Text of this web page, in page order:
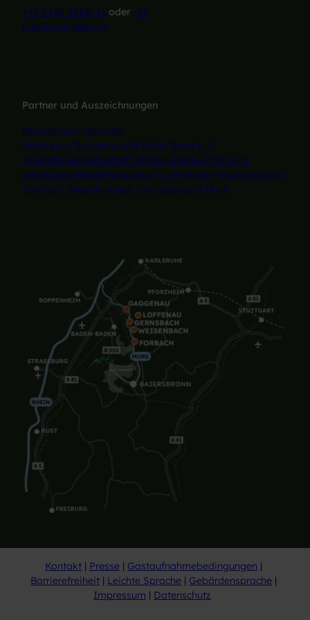
+49 7225 98131 21 oder -22
info@murgtal.org
Partner und Auszeichnungen
Baiersbronn Touristik
Naturpark Schwarzwald Mitte/Nord e. V.
Touristik-Gemeinschaft Baden-Elsass-Pfalz e. V.
Deutsches Wanderinstitut e. V. (Premium-Wanderwege)
TourCert (Nachhaltiges Tourismuszertifikat)
Kontakt Presse
Gastaufnahmebedingungen
Barrierefreiheit
Leichte Sprache
Gebärdensprache
Impressum
Datenschutz